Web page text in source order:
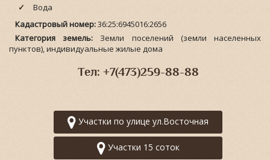
Вода
Кадастровый номер:36:25:6945016:2656
Категория земель: Земли поселений (земли населенных
пунктов), индивидуальные жилые дома
Тел: +7(473)259-88-88
Участки по улице ул.Восточная
Участки 15 соток